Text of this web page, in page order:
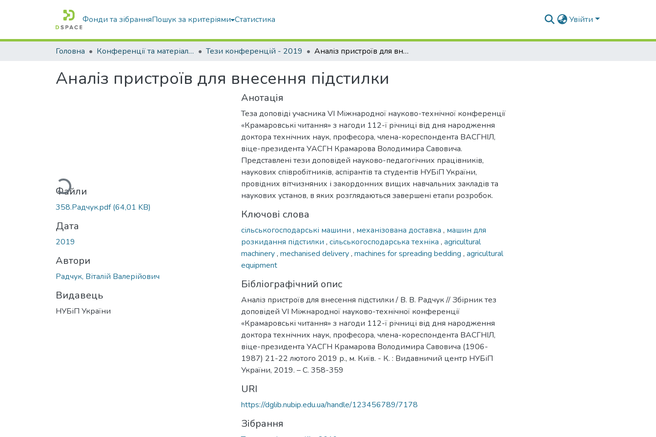
Фонди та зібранняПошук за критеріями Статистика Увійти
Головна Конференції та матеріали конференцій Тези конференцій - 2019 Аналіз пристроїв для внесення підстилки
Аналіз пристроїв для внесення підстилки
Вантажиться...
Файли
358.Радчук.pdf(64,01 KB)
Дата
2019
Автори
Радчук, Віталій Валерійович
Видавець
НУБіП України
Анотація
Теза доповіді учасника VI Міжнародної науково-технічної конференції
«Крамаровські читання» з нагоди 112-ї річниці від дня народження
доктора технічних наук, професора, члена-кореспондента ВАСГНІЛ,
віце-президента УАСГН Крамарова Володимира Савовича.
Представлені тези доповідей науково-педагогічних працівників,
наукових співробітників, аспірантів та студентів НУБіП України,
провідних вітчизняних і закордонних вищих навчальних закладів та
наукових установ, в яких розглядаються завершені етапи розробок.
Ключові слова
сільськогосподарські машини , механізована доставка , машин для
розкидання підстилки , сільськогосподарська техніка , agricultural
machinery, mechanised delivery, machines for spreading bedding , agricultural
equipment
Бібліографічний опис
Аналіз пристроїв для внесення підстилки / B. В. Радчук // Збірник тез
доповідей VI Міжнародної науково-технічної конференції
«Крамаровські читання» з нагоди 112-ї річниці від дня народження
доктора технічних наук, професора, члена-кореспондента ВАСГНІЛ,
віце-президента УАСГН Крамарова Володимира Савовича (1906-
1987) 21-22 лютого 2019 р., м. Київ. - К. : Видавничий центр НУБіП
України, 2019. – C. 358-359
URI
https://dglib.nubip.edu.ua/handle/123456789/7178
Зібрання